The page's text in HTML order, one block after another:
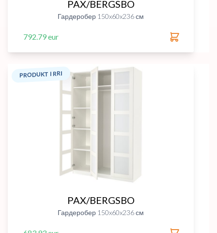
PAX/BERGSBO
Гардеробер 150x60x236 см
792.79 eur
PRODUKT I RRI
PAX/BERGSBO
Гардеробер 150x60x236 см